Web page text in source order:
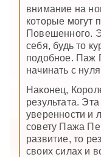
внимание на
которые могут
Повешенного.
себя, будь то
подобное. Паж
начинать с
Наконец,
результата.
уверенности и
совету Пажа
развитие, то
своих силах и